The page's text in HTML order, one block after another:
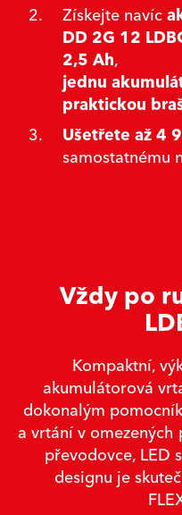
Získejte navíc
DD 2G 12
2,5 Ah,
jednu
praktickou
Ušetřete až 4
samostatnému
Vždy po
Kompaktní,
akumulátorová
dokonalým
a vrtání v
převodovce, LED
designu je